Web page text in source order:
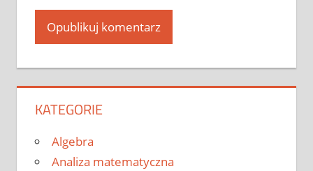
KATEGORIE
Algebra
Analiza matematyczna